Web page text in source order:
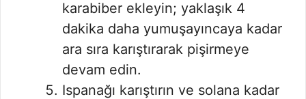
karabiber ekleyin; yaklaşık 4
dakika daha yumuşayıncaya kadar
ara sıra karıştırarak pişirmeye
devam edin.
Ispanağı karıştırın ve solana kadar